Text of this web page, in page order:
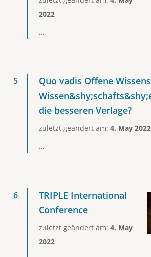
2022
...
Quo vadis Offene
die besseren Verlage?
zuletzt geändert am: 4. May 2022
...
TRIPLE International
Conference
zuletzt geändert am: 4. May
2022